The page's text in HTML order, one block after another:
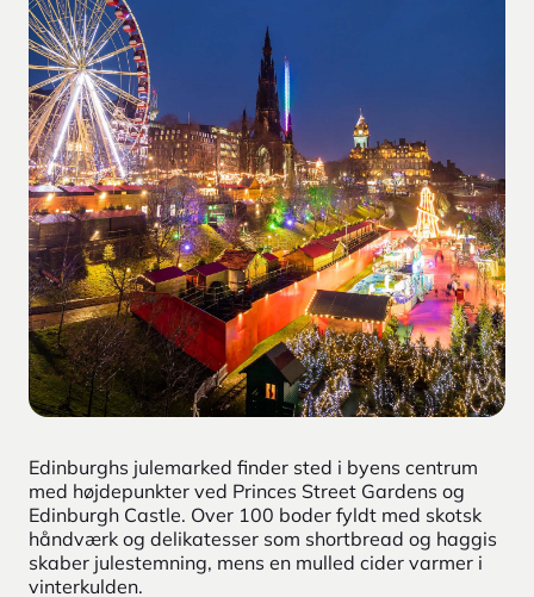
Edinburghs julemarked finder sted i byens centrum
med højdepunkter ved Princes Street Gardens og
Edinburgh Castle. Over 100 boder fyldt med skotsk
håndværk og delikatesser som shortbread og haggis
skaber julestemning, mens en mulled cider varmer i
vinterkulden.